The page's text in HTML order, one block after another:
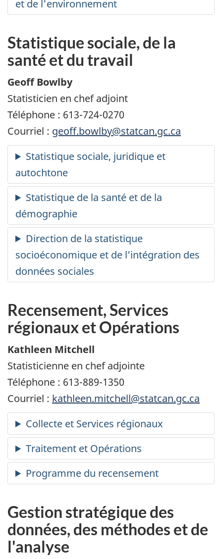
Statistique sociale, de la
santé et du travail
Geoff Bowlby
Statisticien en chef adjoint
Téléphone : 613-724-0270
Courriel : geoff.bowlby@statcan.gc.ca
Recensement, Services
régionaux et Opérations
Kathleen Mitchell
Statisticienne en chef adjointe
Téléphone : 613-889-1350
Courriel : kathleen.mitchell@statcan.gc.ca
Gestion stratégique des
données, des méthodes et de
l'analyse